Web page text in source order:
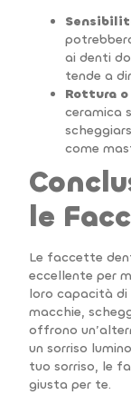
ai denti
tende a
Rottura
ceramica
come
le
Le faccette
eccellente per
loro capacità
macchie,
offrono
un sorriso
tuo sorriso, le
giusta per te.